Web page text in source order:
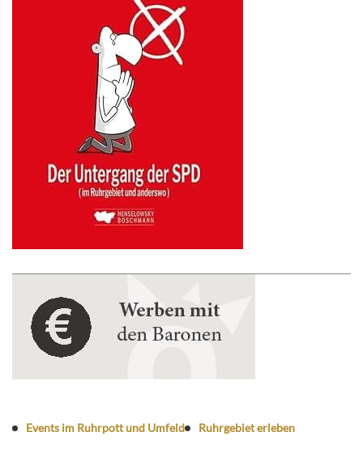
Events im Ruhrpott und Umfeld
Ruhrgebiet erleben